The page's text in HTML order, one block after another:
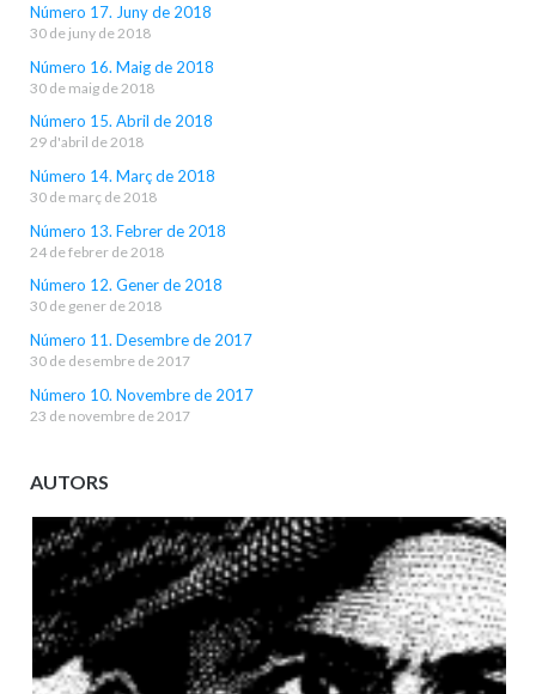
Número 17. Juny de 2018
30 de juny de 2018
Número 16. Maig de 2018
30 de maig de 2018
Número 15. Abril de 2018
29 d'abril de 2018
Número 14. Març de 2018
30 de març de 2018
Número 13. Febrer de 2018
24 de febrer de 2018
Número 12. Gener de 2018
30 de gener de 2018
Número 11. Desembre de 2017
30 de desembre de 2017
Número 10. Novembre de 2017
23 de novembre de 2017
AUTORS